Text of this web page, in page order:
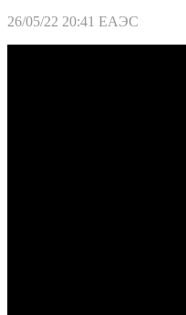
26/05/22 20:41 ЕАЭС